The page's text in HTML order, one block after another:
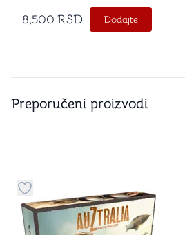
8,500 RSD Dodajte
Preporučeni proizvodi
Dugme za dodavanje stvari u